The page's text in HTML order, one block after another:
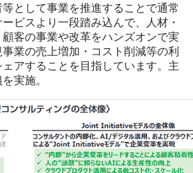
として事業を推進することで通常
ビスより一段踏み込んで、人材・
客の事業や改革をハンズオンで実
業の売上増加・コスト削減等の利
アすることを目指しています。主
実施。